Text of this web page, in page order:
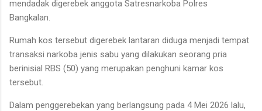
mendadak digerebek anggota Satresnarkoba Polres
Bangkalan.
Rumah kos tersebut digerebek lantaran diduga menjadi tempat
transaksi narkoba jenis sabu yang dilakukan seorang pria
berinisial RBS (50) yang merupakan penghuni kamar kos
tersebut.
Dalam penggerebekan yang berlangsung pada 4 Mei 2026 lalu,